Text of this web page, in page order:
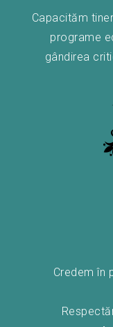
Capacităm
programe
gândirea
Credem în